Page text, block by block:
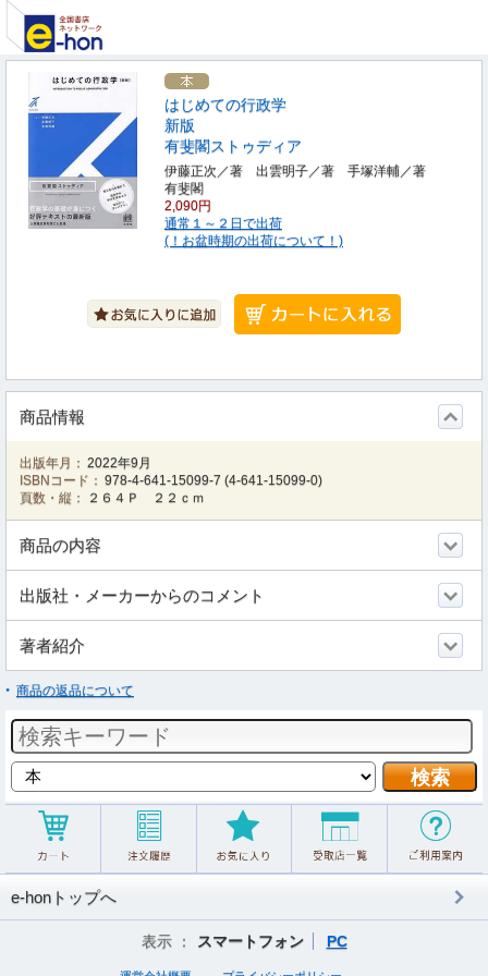
はじめての行政学
新版
有斐閣ストゥディア
伊藤正次／著 出雲明子／著 手塚洋輔／著
有斐閣
2,090円
通常１～２日で出荷
(！お盆時期の出荷について！)
商品情報
出版年月： 2022年9月
ISBNコード： 978-4-641-15099-7 (4-641-15099-0)
頁数・縦：
２６４Ｐ ２２ｃｍ
商品の内容
出版社・メーカーからのコメント
著者紹介
商品の返品について
e-honトップへ
表示 ： スマートフォン PC